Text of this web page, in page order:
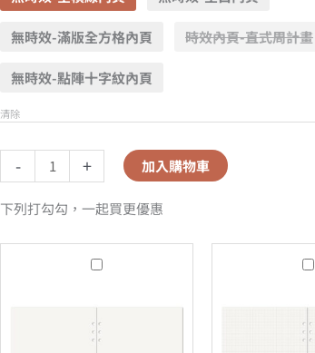
無時效-滿版全方格內頁 時效內頁-直式周計畫
無時效-點陣十字紋內頁
清除
- + 加入購物車
下列打勾勾，一起買更優惠
A5
時
效
A5
時
效